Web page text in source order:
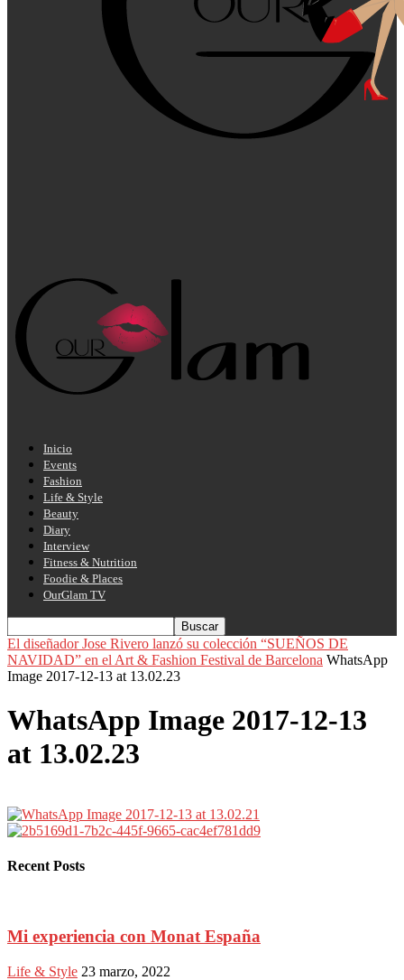
Inicio
Events
Fashion
Life & Style
Beauty
Diary
Interview
Fitness & Nutrition
Foodie & Places
OurGlam TV
El diseñador Jose Rivero lanzó su colección “SUEÑOS DE
NAVIDAD” en el Art & Fashion Festival de Barcelona WhatsApp
Image 2017-12-13 at 13.02.23
WhatsApp Image 2017-12-13
at 13.02.23
Recent Posts
Mi experiencia con Monat España
Life & Style 23 marzo, 2022